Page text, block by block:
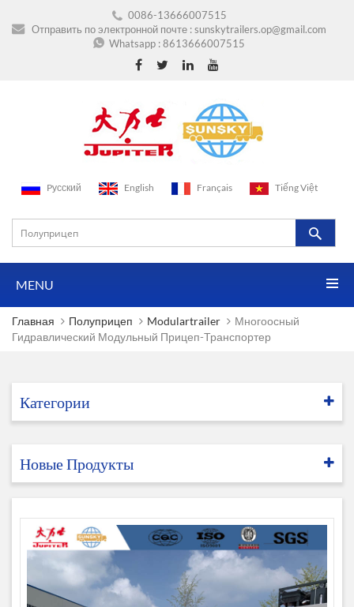
0086-13666007515
Отправить по электронной почте :sunskytrailers.op@gmail.com
Whatsapp :8613666007515
Pусский English Français Tiếng Việt
MENU
Главная Полуприцеп Modulartrailer
Многоосный
Гидравлический Модульный Прицеп-Транспортер
Категории
Новые Продукты